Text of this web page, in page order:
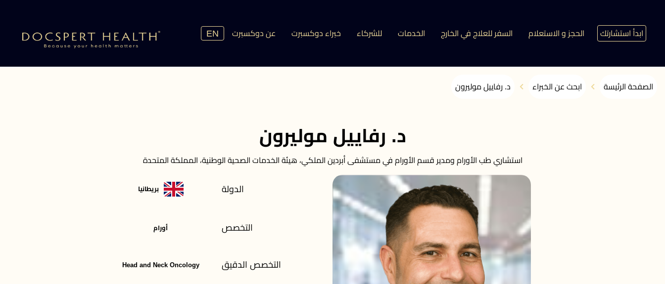
EN عن دوكسبرت خبراء دوكسبرت للشركاء الخدمات السفر للعلاج في الخارج الحجز و الاستعلام ابدأ استشارتك
الصفحة الرئيسة ابحث عن الخبراء د. رفاييل موليرون
د. رفاييل موليرون
استشاري طب الأورام ومدير قسم الأورام في مستشفى أبردين الملكي، هيئة الخدمات الصحية الوطنية، المملكة المتحدة
الدولة بريطانيا
التخصص أورام
التخصص الدقيق Head and Neck Oncology